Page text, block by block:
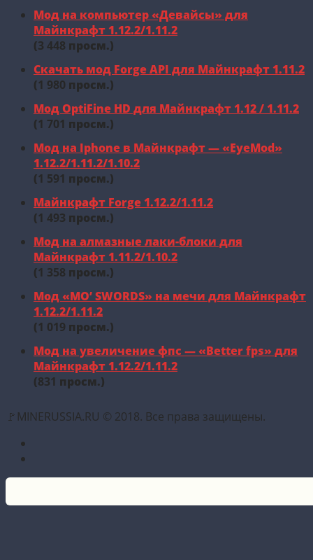
Мод на компьютер «Девайсы» для
Майнкрафт 1.12.2/1.11.2
(3 448 просм.)
Скачать мод Forge API для Майнкрафт 1.11.2
(1 980 просм.)
Мод OptiFine HD для Майнкрафт 1.12 / 1.11.2
(1 701 просм.)
Мод на Iphone в Майнкрафт — «EyeMod»
1.12.2/1.11.2/1.10.2
(1 591 просм.)
Майнкрафт Forge 1.12.2/1.11.2
(1 493 просм.)
Мод на алмазные лаки-блоки для
Майнкрафт 1.11.2/1.10.2
(1 358 просм.)
Мод «MO’ SWORDS» на мечи для Майнкрафт
1.12.2/1.11.2
(1 019 просм.)
Мод на увеличение фпс — «Better fps» для
Майнкрафт 1.12.2/1.11.2
(831 просм.)
🚩MINERUSSIA.RU © 2018. Все права защищены.